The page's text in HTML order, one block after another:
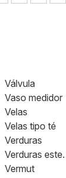
Válvula
Vaso medidor
Velas
Velas tipo té
Verduras
Vermut